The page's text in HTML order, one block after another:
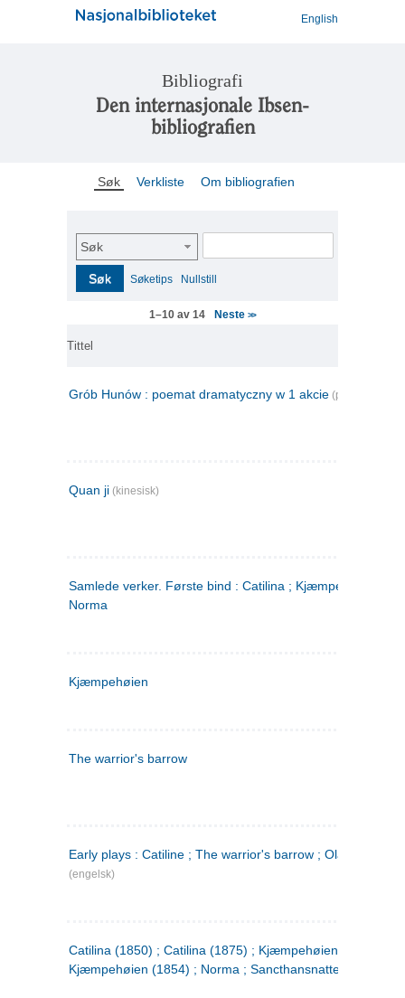
English
Bibliografi
Den internasjonale Ibsen-
bibliografien
Søk Verkliste Om bibliografien
Søk
Søk Søketips Nullstill
1–10 av 14 Neste>>
Tittel
Grób Hunów : poemat dramatyczny w 1 akcie (polsk)
Quan ji (kinesisk)
Samlede verker. Første bind : Catilina ; Kjæmpehøien ;
Norma
Kjæmpehøien
The warrior's barrow
Early plays : Catiline ; The warrior's barrow ; Olaf Liljekrans
(engelsk)
Catilina (1850) ; Catilina (1875) ; Kjæmpehøien (1850) ;
Kjæmpehøien (1854) ; Norma ; Sancthansnatten